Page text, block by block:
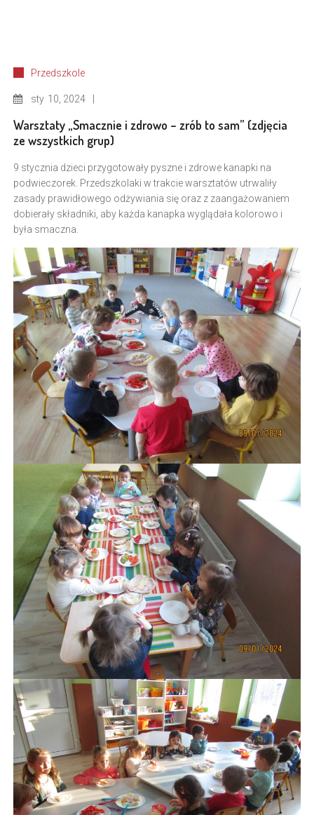
Przedszkole
sty 10, 2024
Warsztaty „Smacznie i zdrowo – zrób to sam” (zdjęcia
ze wszystkich grup)
9 stycznia dzieci przygotowały pyszne i zdrowe kanapki na
podwieczorek. Przedszkolaki w trakcie warsztatów utrwaliły
zasady prawidłowego odżywiania się oraz z zaangażowaniem
dobierały składniki, aby każda kanapka wyglądała kolorowo i
była smaczna.